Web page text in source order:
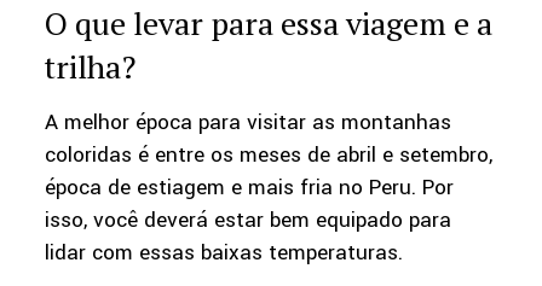
O que levar para essa viagem e a
trilha?
A melhor época para visitar as montanhas
coloridas é entre os meses de abril e setembro,
época de estiagem e mais fria no Peru. Por
isso, você deverá estar bem equipado para
lidar com essas baixas temperaturas.